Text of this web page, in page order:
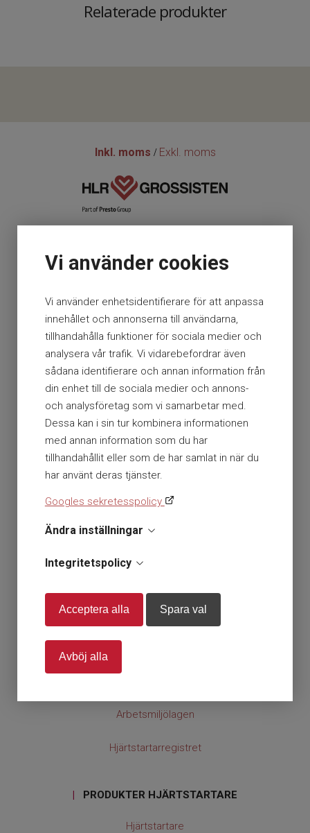
Vi använder cookies
Vi använder enhetsidentifierare för att anpassa
innehållet och annonserna till användarna,
tillhandahålla funktioner för sociala medier och
analysera vår trafik. Vi vidarebefordrar även
sådana identifierare och annan information från
din enhet till de sociala medier och annons-
och analysföretag som vi samarbetar med.
Dessa kan i sin tur kombinera informationen
med annan information som du har
tillhandahållit eller som de har samlat in när du
har använt deras tjänster.
Googles sekretesspolicy
Ändra inställningar
Integritetspolicy
Acceptera alla Spara val
Avböj alla
Relaterade produkter
Inkl. moms / Exkl. moms
Org nr. 556112-0584
+46 (0)10 179 38 80
info@hlrgrossisten.se
Ⓒ Presto AB / HLR-Grossisten 2026
All rights reserved.
» Om cookies
» Sitemap
Våra villkor
Arbetsmiljölagen
Hjärtstartarregistret
| PRODUKTER HJÄRTSTARTARE
Hjärtstartare